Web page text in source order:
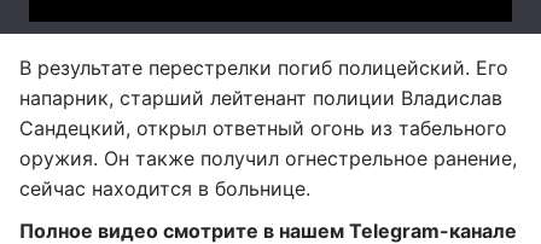
В результате перестрелки погиб полицейский. Его
напарник, старший лейтенант полиции Владислав
Сандецкий, открыл ответный огонь из табельного
оружия. Он также получил огнестрельное ранение,
сейчас находится в больнице.
Полное видео смотрите в нашем Telegram-канале